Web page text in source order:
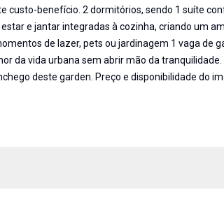
custo-benefício. 2 dormitórios, sendo 1 suíte
e jantar integradas à cozinha, criando um
de lazer, pets ou jardinagem 1 vaga de
da vida urbana sem abrir mão da
deste garden. Preço e disponibilidade do